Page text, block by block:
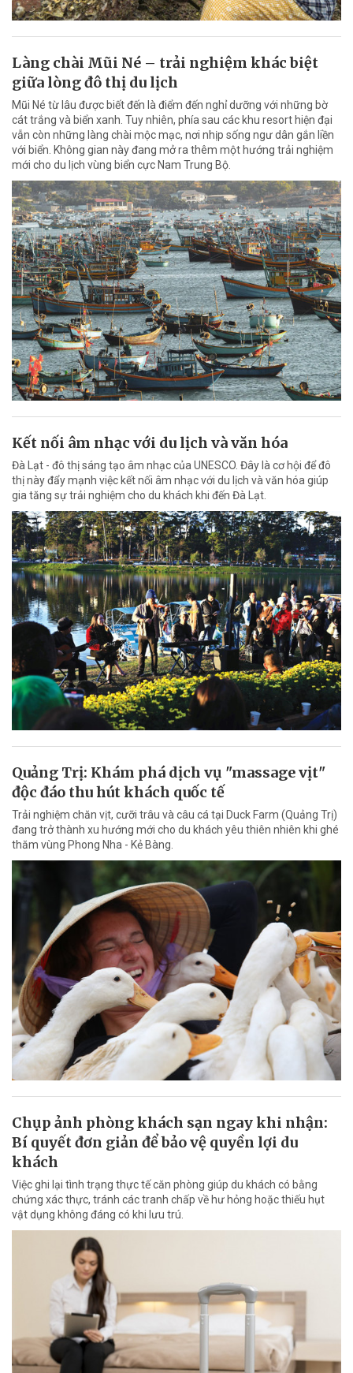
Làng chài Mũi Né – trải nghiệm khác biệt
giữa lòng đô thị du lịch
Mũi Né từ lâu được biết đến là điểm đến nghỉ dưỡng với những bờ
cát trắng và biển xanh. Tuy nhiên, phía sau các khu resort hiện đại
vẫn còn những làng chài mộc mạc, nơi nhịp sống ngư dân gắn liền
với biển. Không gian này đang mở ra thêm một hướng trải nghiệm
mới cho du lịch vùng biển cực Nam Trung Bộ.
Kết nối âm nhạc với du lịch và văn hóa
Đà Lạt - đô thị sáng tạo âm nhạc của UNESCO. Đây là cơ hội để đô
thị này đẩy mạnh việc kết nối âm nhạc với du lịch và văn hóa giúp
gia tăng sự trải nghiệm cho du khách khi đến Đà Lạt.
Quảng Trị: Khám phá dịch vụ "massage vịt"
độc đáo thu hút khách quốc tế
Trải nghiệm chăn vịt, cưỡi trâu và câu cá tại Duck Farm (Quảng Trị)
đang trở thành xu hướng mới cho du khách yêu thiên nhiên khi ghé
thăm vùng Phong Nha - Kẻ Bàng.
Chụp ảnh phòng khách sạn ngay khi nhận:
Bí quyết đơn giản để bảo vệ quyền lợi du
khách
Việc ghi lại tình trạng thực tế căn phòng giúp du khách có bằng
chứng xác thực, tránh các tranh chấp về hư hỏng hoặc thiếu hụt
vật dụng không đáng có khi lưu trú.